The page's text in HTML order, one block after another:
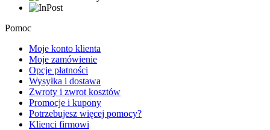
Pomoc
Moje konto klienta
Moje zamówienie
Opcje płatności
Wysyłka i dostawa
Zwroty i zwrot kosztów
Promocje i kupony
Potrzebujesz więcej pomocy?
Klienci firmowi